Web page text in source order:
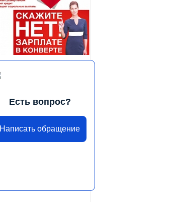
Есть вопрос?
Написать обращение